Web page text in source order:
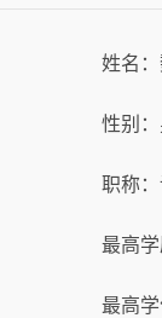
姓名
性别
职称
最高
最高